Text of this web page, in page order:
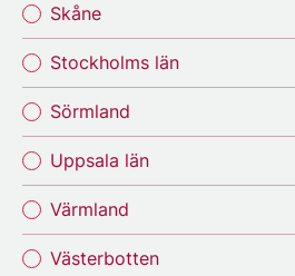
Skåne
Stockholms län
Sörmland
Uppsala län
Värmland
Västerbotten